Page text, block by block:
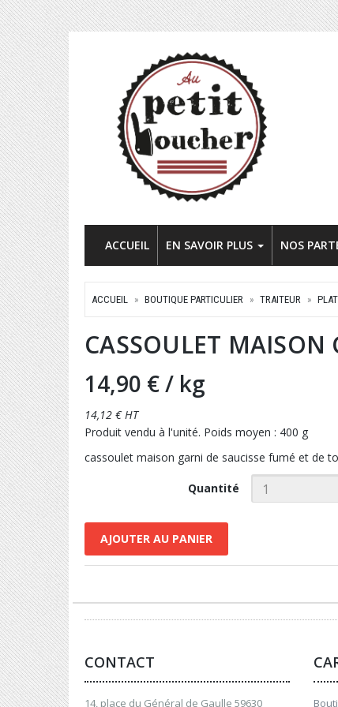
ACCUEIL EN SAVOIR PLUS NOS
ACCUEIL BOUTIQUE PARTICULIER TRAITEUR
CASSOULET MAISON
14,90 €/ kg
14,12 € HT
Produit vendu à l'unité. Poids moyen : 400 g
cassoulet maison garni de saucisse fumé et de
Quantité
AJOUTER AU PANIER
CONTACT
14, place du Général de Gaulle 59630